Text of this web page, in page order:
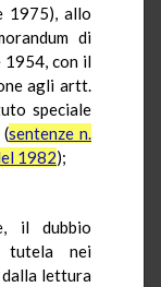
1975), allo
di
1954, con il
agli artt.
speciale
(sentenze n.
1982);
il dubbio
tutela nei
dalla lettura